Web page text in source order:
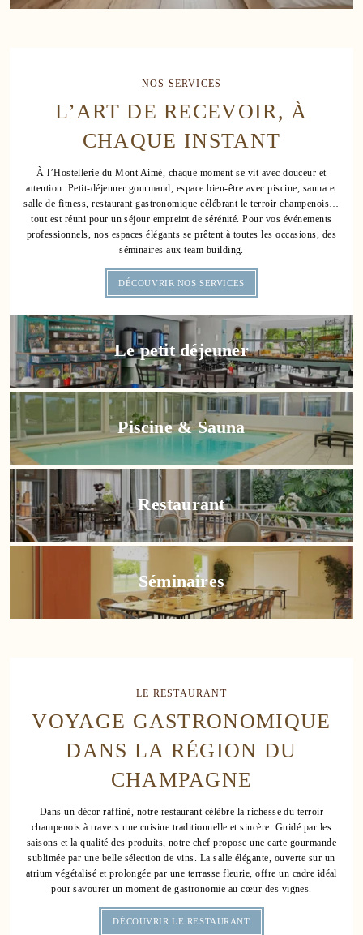
138
188
198
218
228
278
NOS SERVICES
L’ART DE RECEVOIR, À
CHAQUE INSTANT
À l’Hostellerie du Mont Aimé, chaque moment se vit avec douceur et
attention. Petit-déjeuner gourmand, espace bien-être avec piscine, sauna et
salle de fitness, restaurant gastronomique célébrant le terroir champenois…
tout est réuni pour un séjour empreint de sérénité. Pour vos événements
professionnels, nos espaces élégants se prêtent à toutes les occasions, des
séminaires aux team building.
DÉCOUVRIR NOS SERVICES
Le petit déjeuner
Piscine & Sauna
Restaurant
Séminaires
LE RESTAURANT
VOYAGE GASTRONOMIQUE
DANS LA RÉGION DU
CHAMPAGNE
Dans un décor raffiné, notre restaurant célèbre la richesse du terroir
champenois à travers une cuisine traditionnelle et sincère. Guidé par les
saisons et la qualité des produits, notre chef propose une carte gourmande
sublimée par une belle sélection de vins. La salle élégante, ouverte sur un
atrium végétalisé et prolongée par une terrasse fleurie, offre un cadre idéal
pour savourer un moment de gastronomie au cœur des vignes.
DÉCOUVRIR LE RESTAURANT